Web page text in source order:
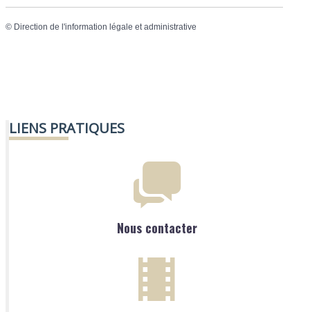
© Direction de l'information légale et administrative
LIENS PRATIQUES
Nous contacter